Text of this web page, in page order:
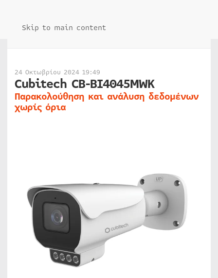
Skip to main content
24 Οκτωβρίου 2024 19:49
Cubitech CB-BI4045MWK
Παρακολούθηση και ανάλυση δεδομένων
χωρίς όρια